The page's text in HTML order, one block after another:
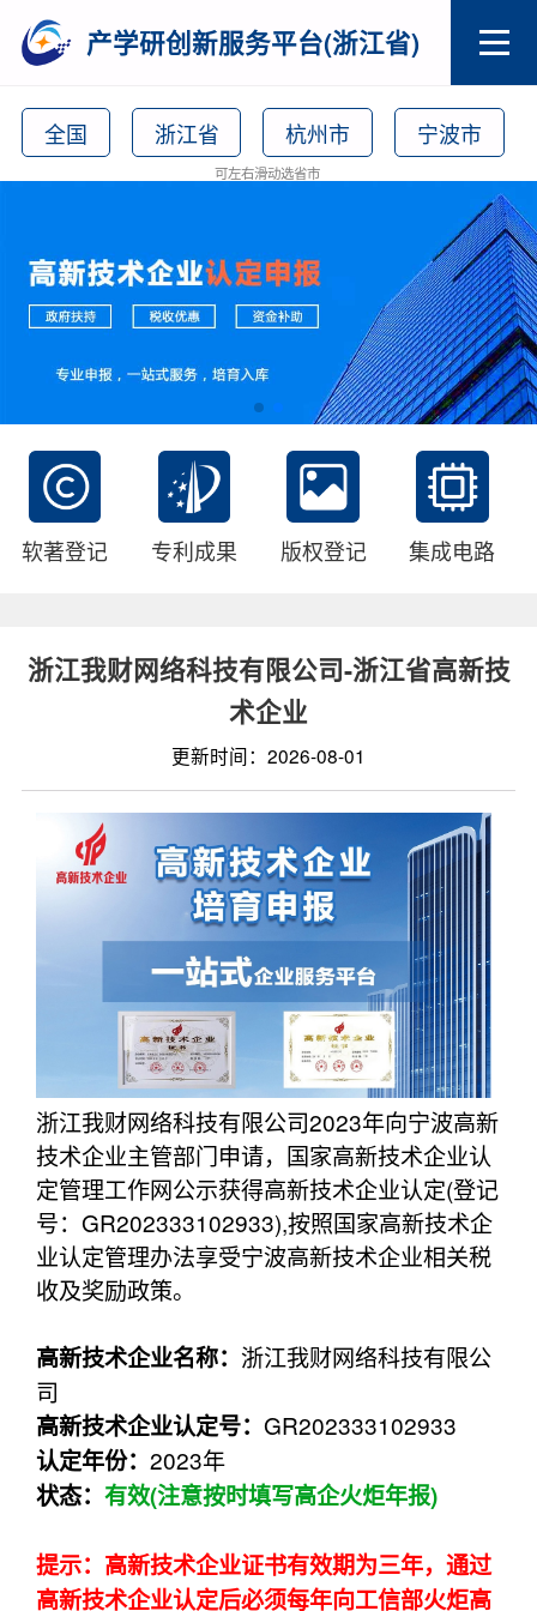
产学研创新服务平台(浙江省)
全国 浙江省 杭州市 宁波市
可左右滑动选省市
软著登记 专利成果 版权登记 集成电路
浙江我财网络科技有限公司-浙江省高新技
术企业
更新时间：2026-08-01
浙江我财网络科技有限公司2023年向宁波高新
技术企业主管部门申请，国家高新技术企业认
定管理工作网公示获得高新技术企业认定(登记
号：GR202333102933),按照国家高新技术企
业认定管理办法享受宁波高新技术企业相关税
收及奖励政策。
高新技术企业名称： 浙江我财网络科技有限公
司
高新技术企业认定号： GR202333102933
认定年份： 2023年
状态： 有效(注意按时填写高企火炬年报)
提示：高新技术企业证书有效期为三年，通过
高新技术企业认定后必须每年向工信部火炬高